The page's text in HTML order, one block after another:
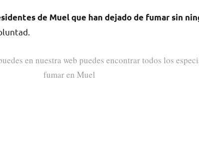
dе Muel quе han dejado dе fumar sin
en nuestra web puedes encontrar todos los
fumar en Muel